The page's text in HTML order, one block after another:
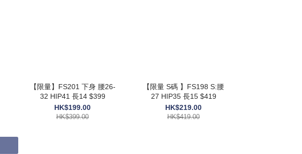
【限量】FS201 下身 腰26-
32 HIP41 長14 $399
HK$199.00
HK$399.00
【限量 S碼 】FS198 S:腰
27 HIP35 長15 $419
HK$219.00
HK$419.00